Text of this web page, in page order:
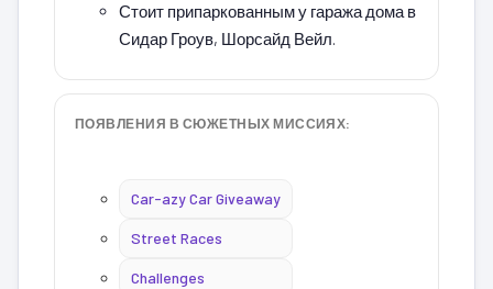
Стоит припаркованным у гаража дома в
Сидар Гроув, Шорсайд Вейл.
ПОЯВЛЕНИЯ В СЮЖЕТНЫХ МИССИЯХ:
Car-azy Car Giveaway
Street Races
Challenges